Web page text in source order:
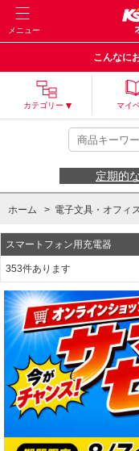
メニュー
こんなに
カテゴリー マイ
定期的
ホーム > 電子文具・オフィ
スマートフォン用充電器
353件あります